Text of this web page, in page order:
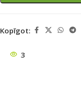
Kopīgot:
3